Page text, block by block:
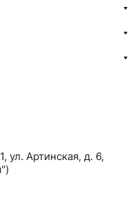
ул. Артинская, д. 6,